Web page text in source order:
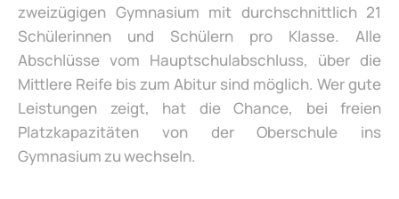
zweizügigen Gymnasium mit durchschnittlich 21
Schülerinnen und Schülern pro Klasse. Alle
Abschlüsse vom Hauptschulabschluss, über die
Mittlere Reife bis zum Abitur sind möglich. Wer gute
Leistungen zeigt, hat die Chance, bei freien
Platzkapazitäten von der Oberschule ins
Gymnasium zu wechseln.